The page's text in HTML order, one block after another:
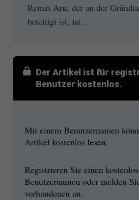
Remzi Aru, der an der
beteiligt ist, ist...
Der Artikel ist für
Benutzer kostenlos.
Mit einem Benutzernamen
Artikel kostenlos lesen.
Registrieren Sie einen
Benutzernamen oder melden
vorhandenen an.